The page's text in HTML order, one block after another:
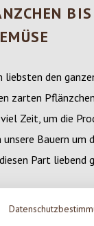
liebsten den
zarten
Zeit, um die
Bauern um
Part liebend